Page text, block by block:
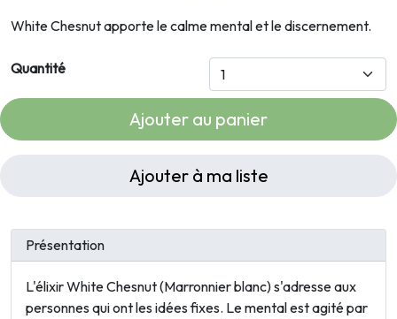
White Chesnut apporte le calme mental et le discernement.
Quantité
Ajouter au panier
Ajouter à ma liste
Présentation
L'élixir White Chesnut (Marronnier blanc) s'adresse aux
personnes qui ont les idées fixes. Le mental est agité par